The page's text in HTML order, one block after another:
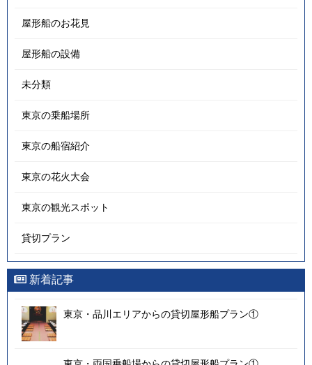
屋形船のお花見
屋形船の設備
未分類
東京の乗船場所
東京の船宿紹介
東京の花火大会
東京の観光スポット
貸切プラン
新着記事
東京・品川エリアからの貸切屋形船プラン①